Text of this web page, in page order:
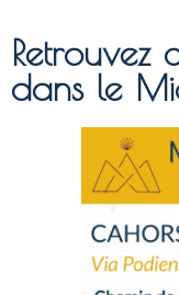
Retrouvez
dans le